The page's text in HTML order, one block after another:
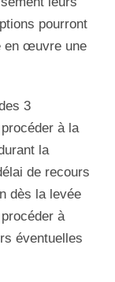
pourront
en œuvre une
3
à la
la
de recours
dès la levée
à
éventuelles